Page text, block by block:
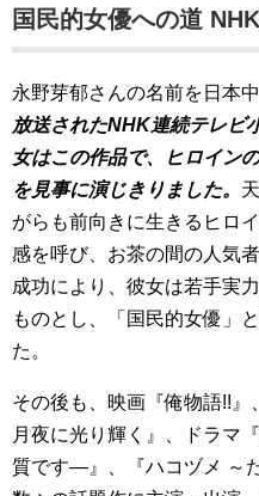
国民的女優への道
永野芽郁さんの名前を日本
放送されたNHK連続テレビ
女はこの作品で、ヒロイン
を見事に演じきりました。
がらも前向きに生きるヒロ
感を呼び、お茶の間の人気
成功により、彼女は若手実
ものとし、「国民的女優」
た。
その後も、映画『俺物語!!
月夜に光り輝く』、ドラマ
質です―』、『ハコヅメ ～